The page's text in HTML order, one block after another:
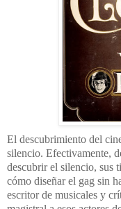
El descubrimiento del
silencio. Efectivamente,
descubrir el silencio, sus
cómo diseñar el gag sin
escritor de musicales y